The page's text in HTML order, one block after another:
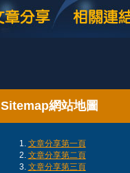
Sitemap網站地圖
文章分享第一頁
文章分享第二頁
文章分享第三頁